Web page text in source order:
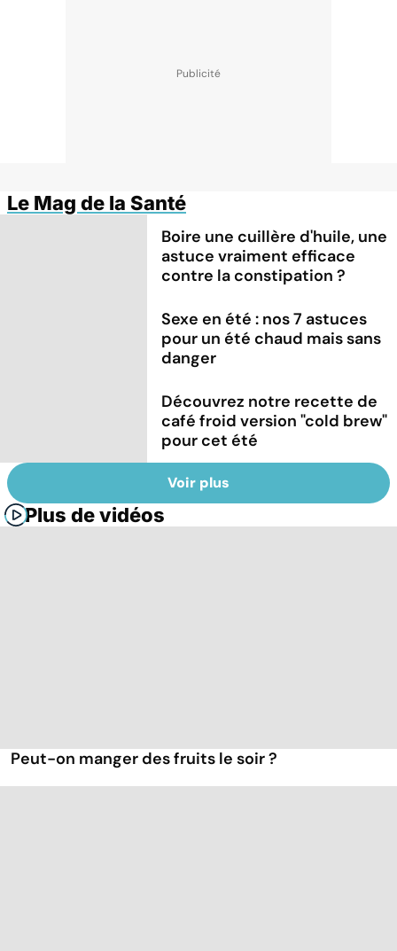
Le Mag de la Santé
Boire une cuillère d'huile, une
astuce vraiment efficace
contre la constipation ?
Sexe en été : nos 7 astuces
pour un été chaud mais sans
danger
Découvrez notre recette de
café froid version "cold brew"
pour cet été
Voir plus
Plus de vidéos
Peut-on manger des fruits le soir ?